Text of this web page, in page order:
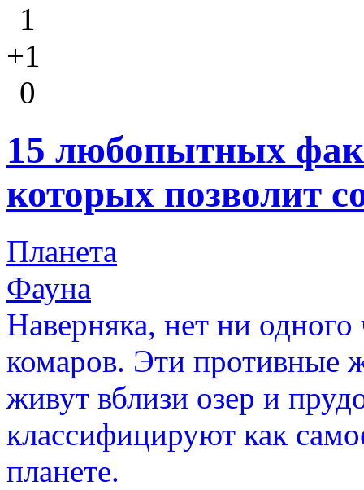
1
+1
0
15 любопытных
которых позволит
Планета
Фауна
Наверняка, нет ни
комаров. Эти противные
живут вблизи озер и
классифицируют как
планете.